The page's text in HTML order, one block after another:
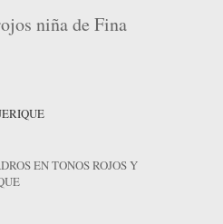
niña de Fina
EN TONOS ROJOS Y